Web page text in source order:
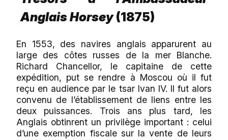
Anglais Horsey(1875)
En 1553, des navires anglais apparurent au
large des côtes russes de la mer Blanche.
Richard Chancellor, le capitaine de cette
expédition, put se rendre à Moscou où il fut
reçu en audience par le tsar Ivan IV. Il fut alors
convenu de l’établissement de liens entre les
deux puissances. Trois ans plus tard, les
Anglais obtinrent un privilège important : celui
d’une exemption fiscale sur la vente de leurs